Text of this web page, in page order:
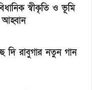
স্বীকৃতি ও ভূমি
আহ্বান
দি রাবুগার নতুন গান